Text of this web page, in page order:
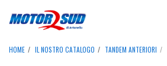
HOME IL NOSTRO CATALOGO TANDEM ANTERIORI